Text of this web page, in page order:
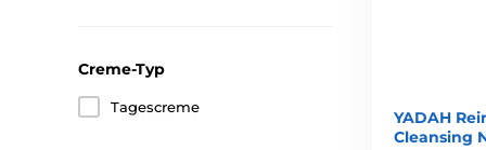
–
Natürliche Öle – pflegen und schützen, ohne die
Beliebte Produkte von Yadah
Creme-Typ
Tagescreme
YADAH
Cleansing